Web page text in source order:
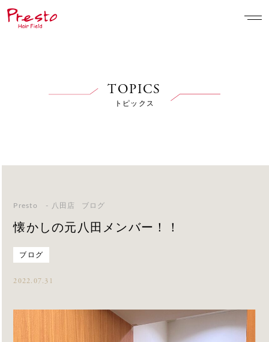
TOPICS
トピックス
Presto - 八田店 ブログ
懐かしの元八田メンバー！！
ブログ
2022.07.31